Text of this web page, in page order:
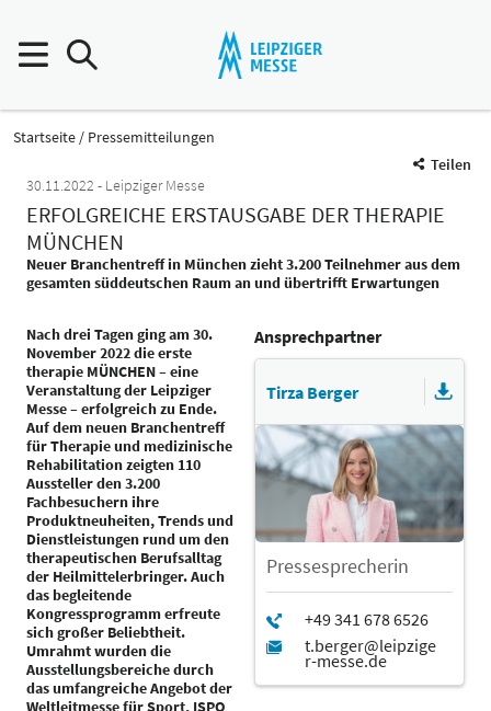
Startseite
Pressemitteilungen
Teilen
30.11.2022
Leipziger Messe
ERFOLGREICHE ERSTAUSGABE DER THERAPIE
MÜNCHEN
Neuer Branchentreff in München zieht 3.200 Teilnehmer aus dem
gesamten süddeutschen Raum an und übertrifft Erwartungen
Nach drei Tagen ging am 30.
November 2022 die erste
therapie MÜNCHEN – eine
Veranstaltung der Leipziger
Messe – erfolgreich zu Ende.
Auf dem neuen Branchentreff
für Therapie und medizinische
Rehabilitation zeigten 110
Aussteller den 3.200
Fachbesuchern ihre
Produktneuheiten, Trends und
Dienstleistungen rund um den
therapeutischen Berufsalltag
der Heilmittelerbringer. Auch
das begleitende
Kongressprogramm erfreute
sich großer Beliebtheit.
Umrahmt wurden die
Ausstellungsbereiche durch
das umfangreiche Angebot der
Weltleitmesse für Sport, ISPO
Ansprechpartner
Tirza Berger
Pressesprecherin